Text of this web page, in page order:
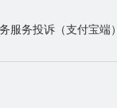
服务投诉（支付宝端）